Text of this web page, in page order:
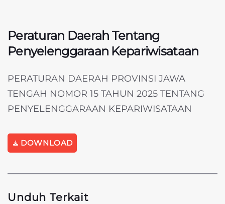
Peraturan Daerah Tentang
Penyelenggaraan Kepariwisataan
PERATURAN DAERAH PROVINSI JAWA
TENGAH NOMOR 15 TAHUN 2025 TENTANG
PENYELENGGARAAN KEPARIWISATAAN
DOWNLOAD
Unduh Terkait